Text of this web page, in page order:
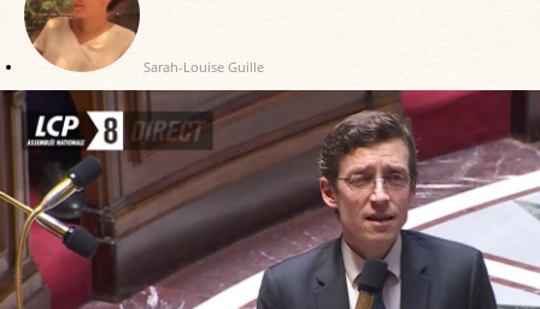
Sarah-Louise Guille